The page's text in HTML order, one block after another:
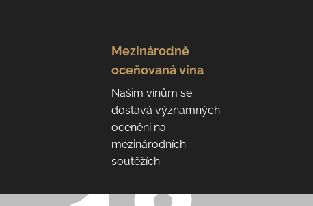
Mezinárodně
oceňovaná vína
Našim vínům se
dostává významných
ocenění na
mezinárodních
soutěžích.